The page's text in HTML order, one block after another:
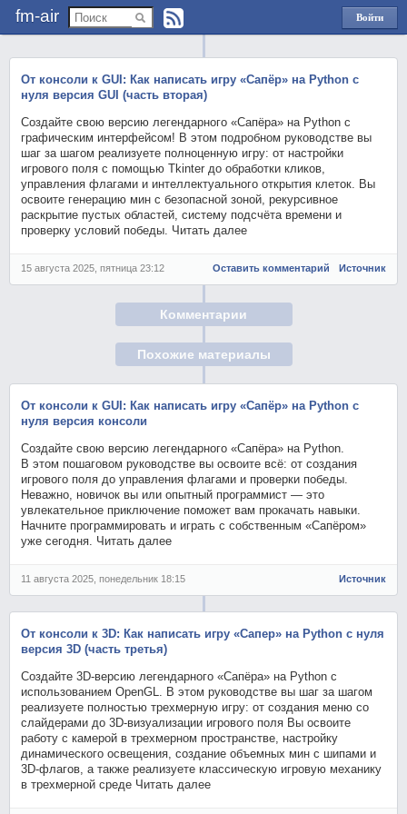
fm-air
Войти
через
От консоли к GUI: Как написать игру «Сапёр» на Python с
нуля версия GUI (часть вторая)
Создайте свою версию легендарного «Сапёра» на Python с
графическим интерфейсом! В этом подробном руководстве вы
шаг за шагом реализуете полноценную игру: от настройки
игрового поля с помощью Tkinter до обработки кликов,
управления флагами и интеллектуального открытия клеток. Вы
освоите генерацию мин с безопасной зоной, рекурсивное
раскрытие пустых областей, систему подсчёта времени и
проверку условий победы. Читать далее
15 августа 2025, пятница 23:12 Оставить комментарий Источник
Комментарии
Похожие материалы
От консоли к GUI: Как написать игру «Сапёр» на Python с
нуля версия консоли
Создайте свою версию легендарного «Сапёра» на Python.
В этом пошаговом руководстве вы освоите всё: от создания
игрового поля до управления флагами и проверки победы.
Неважно, новичок вы или опытный программист — это
увлекательное приключение поможет вам прокачать навыки.
Начните программировать и играть с собственным «Сапёром»
уже сегодня. Читать далее
11 августа 2025, понедельник 18:15 Источник
От консоли к 3D: Как написать игру «Сапер» на Python с нуля
версия 3D (часть третья)
Создайте 3D-версию легендарного «Сапёра» на Python с
использованием OpenGL. В этом руководстве вы шаг за шагом
реализуете полностью трехмерную игру: от создания меню со
слайдерами до 3D-визуализации игрового поля Вы освоите
работу с камерой в трехмерном пространстве, настройку
динамического освещения, создание объемных мин с шипами и
3D-флагов, а также реализуете классическую игровую механику
в трехмерной среде Читать далее